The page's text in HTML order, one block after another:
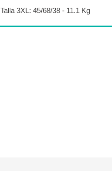
Talla 3XL: 45/68/38 - 11.1 Kg